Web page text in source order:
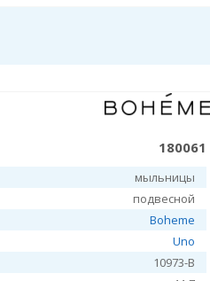
180061
мыльницы
подвесной
Boheme
Uno
10973-B